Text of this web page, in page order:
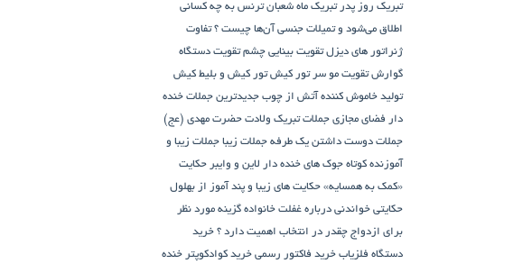
تبریک روز پدر تبریک ماه شعبان ترنس به چه کسانی
اطلاق می‌شود و تمیلات جنسی آن‌ها چیست ؟ تفاوت
ژنراتور های دیزل تقویت بینایی چشم تقویت دستگاه
گوارش تقویت مو سر تور کیش تور کیش و بلیط کیش
تولید خاموش کننده آتش از چوب جدیدترین جملات خنده
دار فضای مجازی جملات تبریک ولادت حضرت مهدی (عج)
جملات دوست داشتن یک طرفه جملات زیبا جملات زیبا و
آموزنده کوتاه جوک های خنده دار لاین و وایبر حکایت
«کمک به همسایه» حکایت های زیبا و پند آموز از بهلول
حکایتی خواندنی درباره غفلت خانواده گزینه مورد نظر
برای ازدواج چقدر در انتخاب اهمیت دارد ؟ خرید
دستگاه فلزیاب خرید فاکتور رسمی خرید کوادکوپتر خنده